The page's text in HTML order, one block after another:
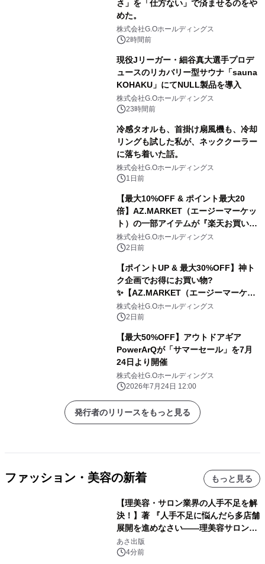
さ」を「仕方ない」で済ませるのをや
めた。
株式会社G.Oホールディングス
2時間前
現役Jリーガー・細谷真大選手プロデ
ュースのリカバリー型サウナ「sauna
KOHAKU」にてNULL製品を導入
株式会社G.Oホールディングス
23時間前
冷感タオルも、首掛け扇風機も、冷却
リングも試した私が、ネッククーラー
に落ち着いた話。
株式会社G.Oホールディングス
1日前
【最大10%OFF & ポイント最大20
倍】AZ.MARKET（エージーマーケッ
ト）の一部アイテムが『楽天お買い物
マラソン』でお得に！
株式会社G.Oホールディングス
2日前
【ポイントUP & 最大30%OFF】神ト
ク企画でお得にお買い物?️
✨【AZ.MARKET（エージーマーケッ
ト）】
株式会社G.Oホールディングス
2日前
【最大50%OFF】アウトドアギア
PowerArQが「サマーセール」を7月
24日より開催
株式会社G.Oホールディングス
2026年7月24日 12:00
発行者のリリースをもっと見る
ファッション・美容の新着 もっと見る
【理美容・サロン業界の人手不足を解
決！】著 『人手不足に悩んだら多店舗
展開を進めなさい――理美容サロン
「多店舗展開」の教科書』2026年8月
24日（月）発売
あさ出版
4分前